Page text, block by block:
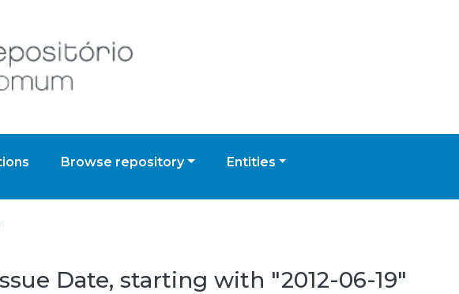
Browse repository Entities
Date, starting with "2012-06-19"